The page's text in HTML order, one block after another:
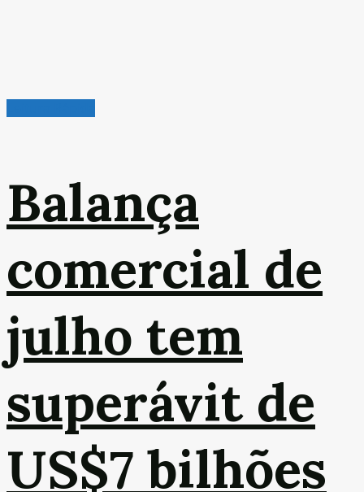
Balança
comercial de
julho tem
superávit de
US$7 bilhões